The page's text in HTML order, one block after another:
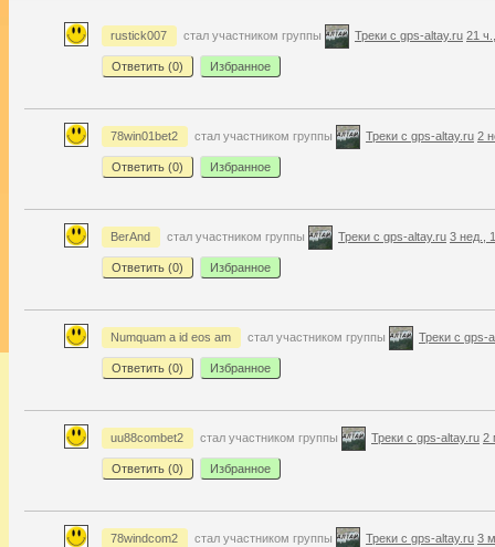
rustick007 стал участником группы Треки с gps-altay.ru 21
Ответить (0) Избранное
78win01bet2 стал участником группы Треки с gps-altay.ru 2
Ответить (0) Избранное
BerAnd стал участником группы Треки с gps-altay.ru 3 нед.,
Ответить (0) Избранное
Numquam a id eos am стал участником группы Треки с gps-
Ответить (0) Избранное
uu88combet2 стал участником группы Треки с gps-altay.ru 2
Ответить (0) Избранное
78windcom2 стал участником группы Треки с gps-altay.ru 3